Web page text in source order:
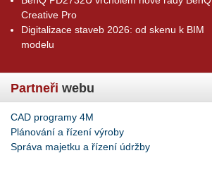
Creative Pro
Digitalizace staveb 2026: od skenu k BIM
modelu
Partneři webu
CAD programy 4M
Plánování a řízení výroby
Správa majetku a řízení údržby